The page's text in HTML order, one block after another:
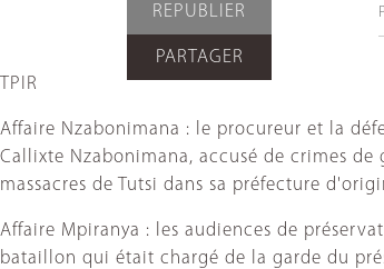
REPUBLIER
PARTAGER
TPIR
Affaire Nzabonimana : le procureur et la
Callixte Nzabonimana, accusé de crimes
massacres de Tutsi dans sa préfecture
Affaire Mpiranya : les audiences de
bataillon qui était chargé de la garde du